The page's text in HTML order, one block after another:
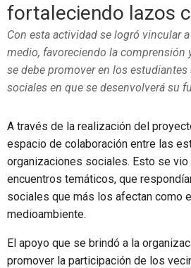
fortaleciendo lazos
Con esta actividad se logró vincular
medio, favoreciendo la comprensión
se debe promover en los
sociales en que se desenvolverá su
A través de la realización del
espacio de colaboración entre las
organizaciones sociales. Esto se
encuentros temáticos, que
sociales que más los afectan como
medioambiente.
El apoyo que se brindó a la
promover la participación de los